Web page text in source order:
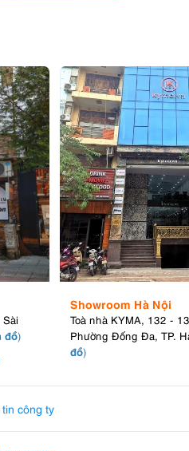
đồ)
Showroom Hà Nội
Toà nhà KYMA, 132 -
Phường Đống Đa, TP.
đồ)
công ty